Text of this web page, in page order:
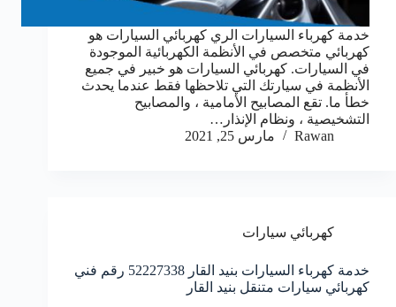
خدمة كهرباء السيارات الري كهربائي السيارات هو
كهربائي متخصص في الأنظمة الكهربائية الموجودة
في السيارات. كهربائي السيارات هو خبير في جميع
الأنظمة في سيارتك التي تلاحظها فقط عندما يحدث
خطأ ما. تقع المصابيح الأمامية ، والمصابيح
التشخيصية ، ونظام الإنذار…
Rawan
مارس 25, 2021
كهربائي سيارات
خدمة كهرباء السيارات بنيد القار 52227338 رقم فني
كهربائي سيارات متنقل بنيد القار